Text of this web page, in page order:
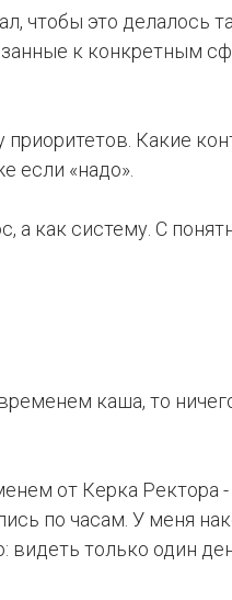
чтобы это делалось
к конкретным
Какие
если «надо».
а как систему. С
временем каша, то
от Керка Ректора -
по часам. У меня
видеть только один